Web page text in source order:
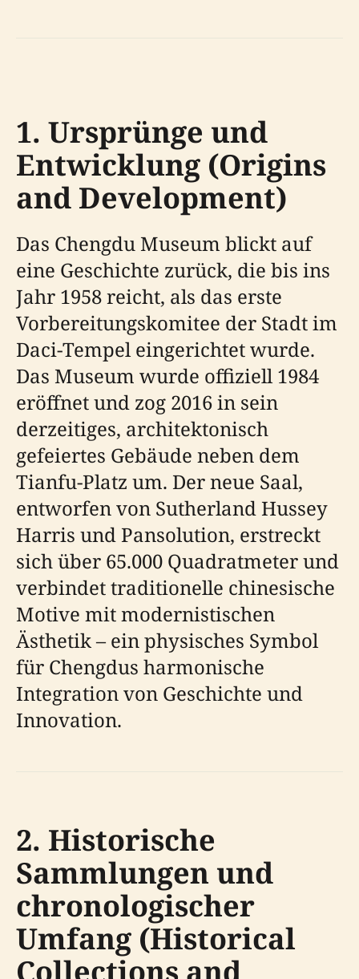
1. Ursprünge und
Entwicklung (Origins
and Development)
Das Chengdu Museum blickt auf
eine Geschichte zurück, die bis ins
Jahr 1958 reicht, als das erste
Vorbereitungskomitee der Stadt im
Daci-Tempel eingerichtet wurde.
Das Museum wurde offiziell 1984
eröffnet und zog 2016 in sein
derzeitiges, architektonisch
gefeiertes Gebäude neben dem
Tianfu-Platz um. Der neue Saal,
entworfen von Sutherland Hussey
Harris und Pansolution, erstreckt
sich über 65.000 Quadratmeter und
verbindet traditionelle chinesische
Motive mit modernistischen
Ästhetik – ein physisches Symbol
für Chengdus harmonische
Integration von Geschichte und
Innovation.
2. Historische
Sammlungen und
chronologischer
Umfang (Historical